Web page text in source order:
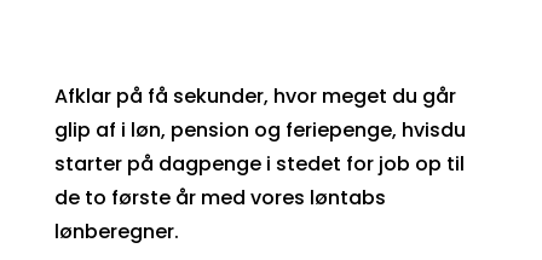
Afklar på få sekunder, hvor meget du går
glip af i løn, pension og feriepenge, hvisdu
starter på dagpenge i stedet for job op til
de to første år med vores løntabs
lønberegner.